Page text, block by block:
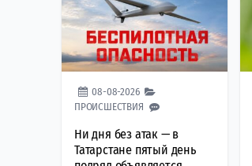
08-08-2026
ПРОИСШЕСТВИЯ
Ни дня без атак — в
Татарстане пятый день